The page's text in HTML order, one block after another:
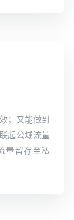
；又能做到
起公域流量
量留存至私